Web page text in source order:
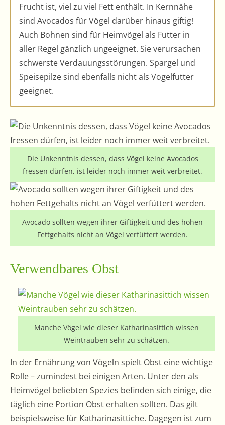
Frucht ist, viel zu viel Fett enthält. In Kernnähe
sind Avocados für Vögel darüber hinaus giftig!
Auch Bohnen sind für Heimvögel als Futter in
aller Regel gänzlich ungeeignet. Sie verursachen
schwerste Verdauungsstörungen. Spargel und
Speisepilze sind ebenfalls nicht als Vogelfutter
geeignet.
Die Unkenntnis dessen, dass Vögel keine Avocados
fressen dürfen, ist leider noch immer weit verbreitet.
Avocado sollten wegen ihrer Giftigkeit und des hohen
Fettgehalts nicht an Vögel verfüttert werden.
Verwendbares Obst
Manche Vögel wie dieser Katharinasittich wissen
Weintrauben sehr zu schätzen.
In der Ernährung von Vögeln spielt Obst eine wichtige
Rolle – zumindest bei einigen Arten. Unter den als
Heimvögel beliebten Spezies befinden sich einige, die
täglich eine Portion Obst erhalten sollten. Das gilt
beispielsweise für Katharinasittiche. Dagegen ist zum